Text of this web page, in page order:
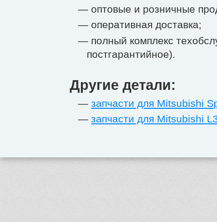
— оптовые и розничные
— оперативная доставка;
— полный комплекс
постгарантийное).
Другие детали:
—запчасти для Mitsubishi
—запчасти для Mitsubishi